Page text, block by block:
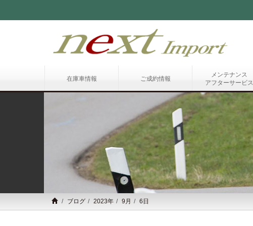
在庫車情報 ご成約情報
メンテナンス
アフターサービス
ブログ 2023年 9月 6日